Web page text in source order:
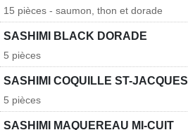
15 pièces - saumon, thon et dorade
SASHIMI BLACK DORADE
5 pièces
SASHIMI COQUILLE ST-JACQUES
5 pièces
SASHIMI MAQUEREAU MI-CUIT